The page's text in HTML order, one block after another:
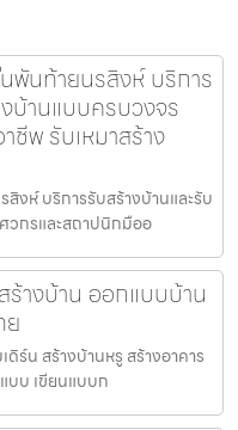
พันท้ายนรสิงห์ บริการ
บ้านแบบครบวงจร
ชีพ รับเหมาสร้าง
งห์ บริการรับสร้างบ้านและรับ
วกรและสถาปนิกมืออ
างบ้าน ออกแบบบ้าน
ย
ร์น สร้างบ้านหรู สร้างอาคาร
บบ เขียนแบบก